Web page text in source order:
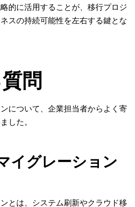
的に活用することが、移行プロジ
スの持続可能性を左右する鍵とな
問
について、企業担当者からよく寄
した。
イグレーション
とは、システム刷新やクラウド移